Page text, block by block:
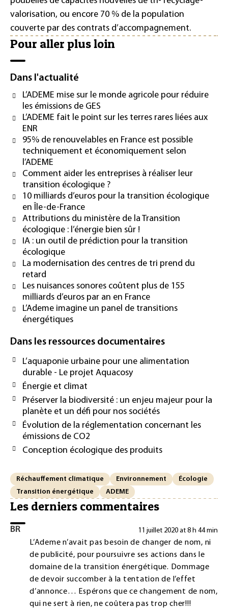
valorisation, ou encore 70 % de la population
couverte par des contrats d’accompagnement.
Pour aller plus loin
Dans l'actualité
L’ADEME mise sur le monde agricole pour réduire
les émissions de GES
L’ADEME fait le point sur les terres rares liées aux
ENR
95% de renouvelables en France est possible
techniquement et économiquement selon
l’ADEME
Comment aider les entreprises à réaliser leur
transition écologique ?
10 milliards d’euros pour la transition écologique
en Île-de-France
Attributions du ministère de la Transition
écologique : l’énergie bien sûr !
IA : un outil de prédiction pour la transition
écologique
La modernisation des centres de tri prend du
retard
Les nuisances sonores coûtent plus de 155
milliards d’euros par an en France
L’Ademe imagine un panel de transitions
énergétiques
Dans les ressources documentaires
L’aquaponie urbaine pour une alimentation
durable - Le projet Aquacosy
Énergie et climat
Préserver la biodiversité : un enjeu majeur pour la
planète et un défi pour nos sociétés
Évolution de la réglementation concernant les
émissions de CO2
Conception écologique des produits
Réchauffement climatique Environnement
Écologie
Transition énergétique
ADEME
Les derniers commentaires
BR 11 juillet 2020 at 8 h 44 min
L’Ademe n’avait pas besoin de changer de nom, ni
de publicité, pour poursuivre ses actions dans le
domaine de la transition énergétique. Dommage
de devoir succomber à la tentation de l’effet
d’annonce… Espérons que ce changement de nom,
qui ne sert à rien, ne coûtera pas trop cher!!!